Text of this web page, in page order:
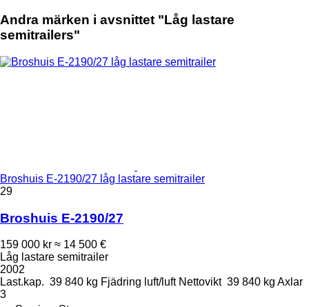
Andra märken i avsnittet "Låg lastare
semitrailers"
Broshuis E-2190/27 låg lastare semitrailer
29
Broshuis E-2190/27
159 000 kr ≈ 14 500 €
Låg lastare semitrailer
2002
Last.kap. 39 840 kg Fjädring luft/luft Nettovikt 39 840 kg Axlar
3